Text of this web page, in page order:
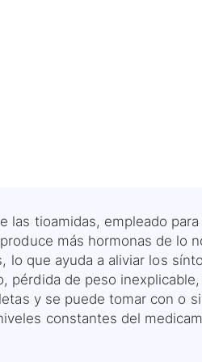
las tioamidas, empleado
más hormonas de lo
que ayuda a aliviar los
pérdida de peso
y se puede tomar con o
constantes del